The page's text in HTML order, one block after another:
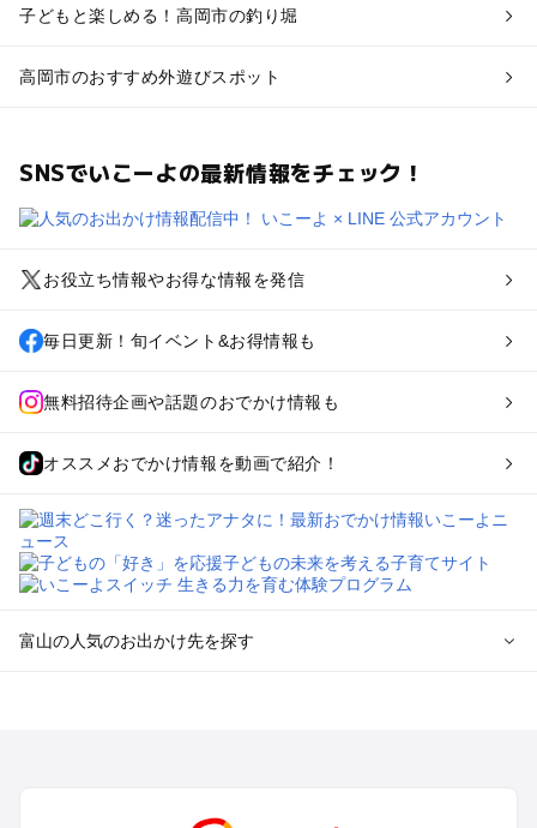
子どもと楽しめる！高岡市の釣り堀
高岡市のおすすめ外遊びスポット
SNSでいこーよの最新情報をチェック！
お役立ち情報やお得な情報を発信
毎日更新！旬イベント&お得情報も
無料招待企画や話題のおでかけ情報も
オススメおでかけ情報を動画で紹介！
富山の人気のお出かけ先を探す